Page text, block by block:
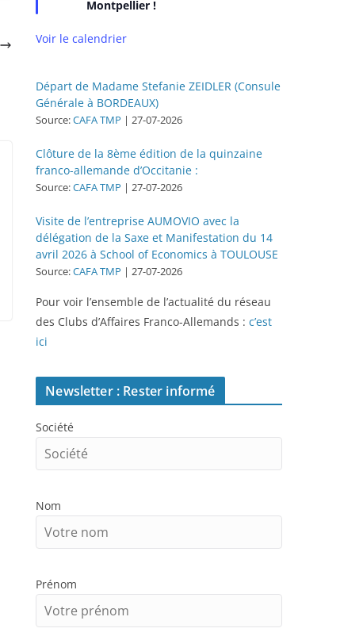
a
Montpellier !
Voir le calendrier
Départ de Madame Stefanie ZEIDLER (Consule
Générale à BORDEAUX)
Source:CAFA TMP 27-07-2026
Clôture de la 8ème édition de la quinzaine
franco-allemande d’Occitanie :
Source:CAFA TMP 27-07-2026
Visite de l’entreprise AUMOVIO avec la
délégation de la Saxe et Manifestation du 14
avril 2026 à School of Economics à TOULOUSE
Source:CAFA TMP 27-07-2026
Pour voir l’ensemble de l’actualité du réseau
des Clubs d’Affaires Franco-Allemands :c’est
ici
Newsletter : Rester informé
Société
Nom
Prénom